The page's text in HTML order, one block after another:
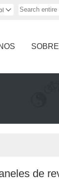

de